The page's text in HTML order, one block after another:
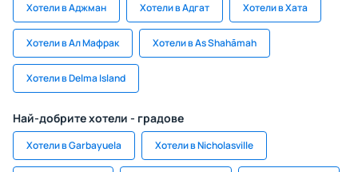
Хотели в Аджман Хотели в Адгат Хотели в Хата
Хотели в Ал Мафрак Хотели в As Shahāmah
Хотели в Delma Island
Най-добрите хотели - градове
Хотели в Garbayuela Хотели в Nicholasville